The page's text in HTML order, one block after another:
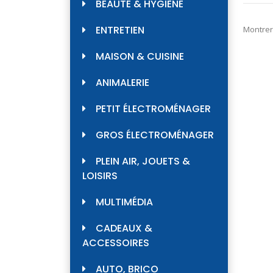
BEAUTÉ & HYGIÈNE
ENTRETIEN
MAISON & CUISINE
ANIMALERIE
PETIT ÉLECTROMÉNAGER
GROS ÉLECTROMÉNAGER
PLEIN AIR, JOUETS &
LOISIRS
MULTIMÉDIA
CADEAUX &
ACCESSOIRES
AUTO, BRICO